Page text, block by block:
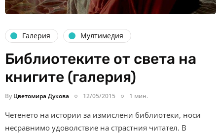
Галерия Мултимедия
Библиотеките от света на
книгите (галерия)
By Цветомира Дукова 12/05/2015 1 мин.
Четенето на истории за измислени библиотеки, носи
несравнимо удоволствие на страстния читател. В